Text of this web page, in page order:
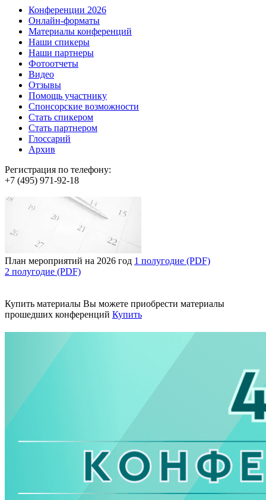
Конференции 2026
Онлайн-форматы
Материалы конференций
Наши спикеры
Наши партнеры
Фотоотчеты
Видео
Отзывы
Помощь участнику
Спонсорские возможности
Стать спикером
Стать партнером
Глоссарий
Архив
Регистрация по телефону:
+7 (495) 971-92-18
План мероприятий на 2026 год 1 полугодие (PDF)
2 полугодие (PDF)
Купить материалы Вы можете приобрести материалы
прошедших конференций Купить